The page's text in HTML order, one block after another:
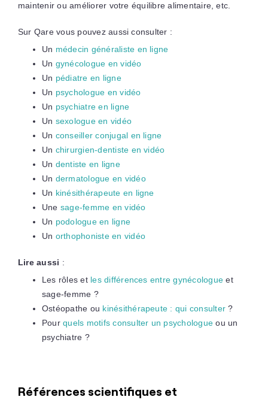
maintenir ou améliorer votre équilibre alimentaire, etc.
Sur Qare vous pouvez aussi consulter :
Un médecin généraliste en ligne
Un gynécologue en vidéo
Un pédiatre en ligne
Un psychologue en vidéo
Un psychiatre en ligne
Un sexologue en vidéo
Un conseiller conjugal en ligne
Un chirurgien-dentiste en vidéo
Un dentiste en ligne
Un dermatologue en vidéo
Un kinésithérapeute en ligne
Une sage-femme en vidéo
Un podologue en ligne
Un orthophoniste en vidéo
Lire aussi :
Les rôles et les différences entre gynécologue et
sage-femme ?
Ostéopathe ou kinésithérapeute : qui consulter ?
Pourquels motifs consulter un psychologue ou un
psychiatre ?
Références scientifiques et